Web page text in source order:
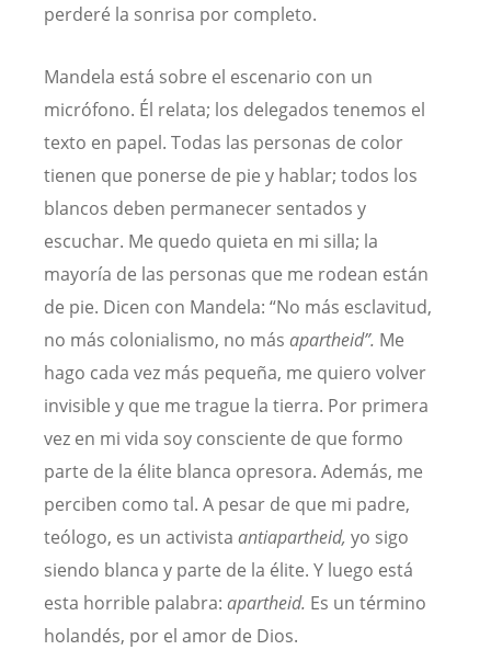
perderé la sonrisa por completo.
Mandela está sobre el escenario con un
micrófono. Él relata; los delegados tenemos el
texto en papel. Todas las personas de color
tienen que ponerse de pie y hablar; todos los
blancos deben permanecer sentados y
escuchar. Me quedo quieta en mi silla; la
mayoría de las personas que me rodean están
de pie. Dicen con Mandela: “No más esclavitud,
no más colonialismo, no más apartheid”. Me
hago cada vez más pequeña, me quiero volver
invisible y que me trague la tierra. Por primera
vez en mi vida soy consciente de que formo
parte de la élite blanca opresora. Además, me
perciben como tal. A pesar de que mi padre,
teólogo, es un activista antiapartheid, yo sigo
siendo blanca y parte de la élite. Y luego está
esta horrible palabra: apartheid. Es un término
holandés, por el amor de Dios.